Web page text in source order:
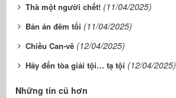
Thà một người chết! (11/04/2025)
Bản án đêm tối (11/04/2025)
Chiều Can-vê (12/04/2025)
Hãy đến tòa giải tội… tạ tội (12/04/2025)
Những tin cũ hơn